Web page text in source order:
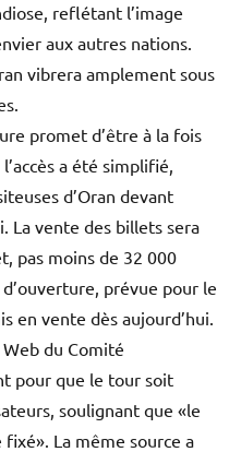
reflétant l’image
aux autres nations.
vibrera amplement sous
promet d’être à la fois
a été simplifié,
d’Oran devant
La vente des billets sera
pas moins de 32 000
prévue pour le
en vente dès aujourd’hui.
du Comité
pour que le tour soit
soulignant que «le
La même source a